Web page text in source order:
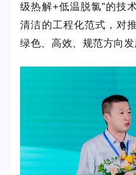
级热解+低温脱氯”的技
清洁的工程化范式，对
绿色、高效、规范方向发